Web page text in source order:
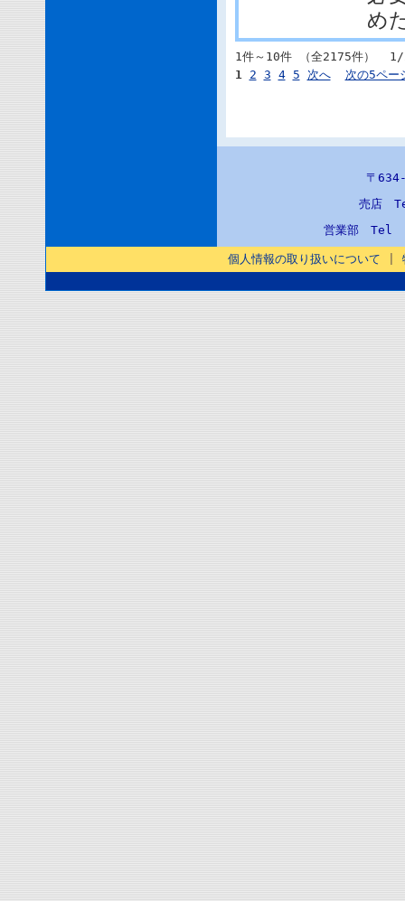
め
1件～10件 （全2175件） 1/
1
2 3 4 5 次へ 次の5ペー
〒
売店
営業部 Tel
個人情報の取り扱いについて